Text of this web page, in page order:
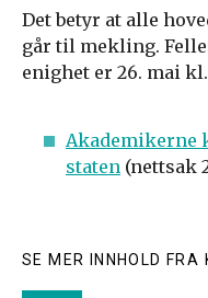
Det betyr at alle
går til mekling.
enighet er 26. mai
Akademikerne
staten (nettsak
SE MER INNHOLD FRA